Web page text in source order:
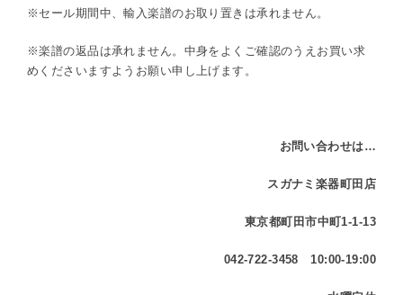
※セール期間中、輸入楽譜のお取り置きは承れません。
※楽譜の返品は承れません。中身をよくご確認のうえお買い求
めくださいますようお願い申し上げます。
お問い合わせは…
スガナミ楽器町田店
東京都町田市中町1-1-13
042-722-3458 10:00-19:00